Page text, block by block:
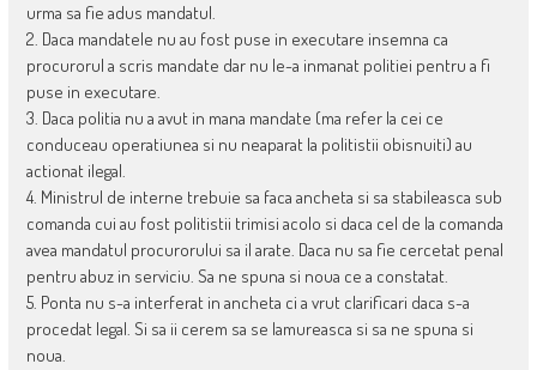
urma sa fie adus mandatul.
2. Daca mandatele nu au fost puse in executare insemna ca
procurorul a scris mandate dar nu le-a inmanat politiei pentru a fi
puse in executare.
3. Daca politia nu a avut in mana mandate (ma refer la cei ce
conduceau operatiunea si nu neaparat la politistii obisnuiti) au
actionat ilegal.
4. Ministrul de interne trebuie sa faca ancheta si sa stabileasca sub
comanda cui au fost politistii trimisi acolo si daca cel de la comanda
avea mandatul procurorului sa il arate. Daca nu sa fie cercetat penal
pentru abuz in serviciu. Sa ne spuna si noua ce a constatat.
5. Ponta nu s-a interferat in ancheta ci a vrut clarificari daca s-a
procedat legal. Si sa ii cerem sa se lamureasca si sa ne spuna si
noua.